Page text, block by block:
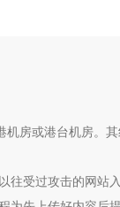
房或港台机房。
往受过攻击的网站